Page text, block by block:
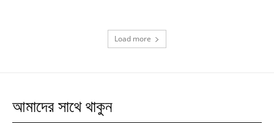
Load more
আমাদের সাথে থাকুন